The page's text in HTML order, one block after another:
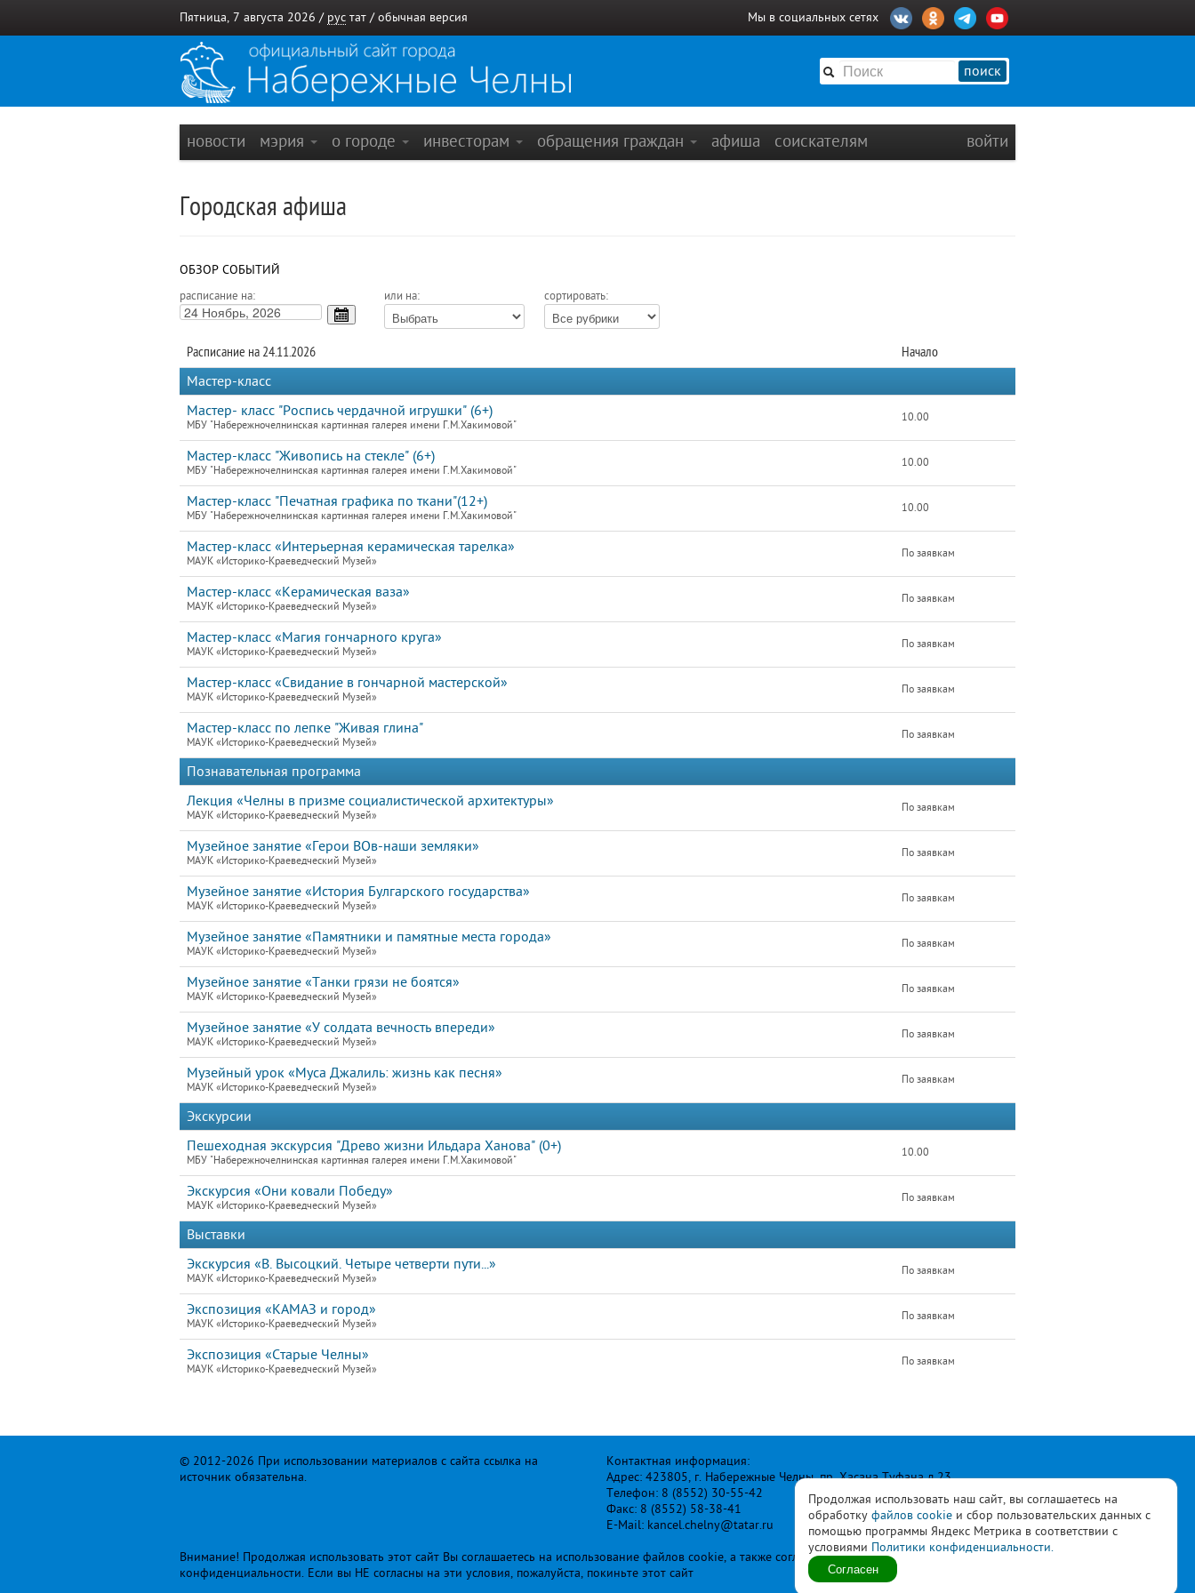
Продолжая использовать наш сайт, вы соглашаетесь на
обработку файлов cookie и сбор пользовательских данных с
помощью программы Яндекс Метрика в соответствии с
условиями Политики конфиденциальности.
Согласен
Пятница, 7 августа 2026 / рус тат / обычная версия Мы в социальных сетях
поиск
новости мэрия о городе инвесторам обращения граждан афиша соискателям войти
Городская афиша
ОБЗОР СОБЫТИЙ
расписание на: или на: сортировать:
Расписание на 24.11.2026
Начало
Мастер-класс
Мастер- класс "Роспись чердачной игрушки" (6+)
МБУ "Набережночелнинская картинная галерея имени Г.М.Хакимовой"
10.00
Мастер-класс "Живопись на стекле" (6+)
МБУ "Набережночелнинская картинная галерея имени Г.М.Хакимовой"
10.00
Мастер-класс "Печатная графика по ткани"(12+)
МБУ "Набережночелнинская картинная галерея имени Г.М.Хакимовой"
10.00
Мастер-класс «Интерьерная керамическая тарелка»
МАУК «Историко-Краеведческий Музей»
По заявкам
Мастер-класс «Керамическая ваза»
МАУК «Историко-Краеведческий Музей»
По заявкам
Мастер-класс «Магия гончарного круга»
МАУК «Историко-Краеведческий Музей»
По заявкам
Мастер-класс «Свидание в гончарной мастерской»
МАУК «Историко-Краеведческий Музей»
По заявкам
Мастер-класс по лепке "Живая глина"
МАУК «Историко-Краеведческий Музей»
По заявкам
Познавательная программа
Лекция «Челны в призме социалистической архитектуры»
МАУК «Историко-Краеведческий Музей»
По заявкам
Музейное занятие «Герои ВОв-наши земляки»
МАУК «Историко-Краеведческий Музей»
По заявкам
Музейное занятие «История Булгарского государства»
МАУК «Историко-Краеведческий Музей»
По заявкам
Музейное занятие «Памятники и памятные места города»
МАУК «Историко-Краеведческий Музей»
По заявкам
Музейное занятие «Танки грязи не боятся»
МАУК «Историко-Краеведческий Музей»
По заявкам
Музейное занятие «У солдата вечность впереди»
МАУК «Историко-Краеведческий Музей»
По заявкам
Музейный урок «Муса Джалиль: жизнь как песня»
МАУК «Историко-Краеведческий Музей»
По заявкам
Экскурсии
Пешеходная экскурсия "Древо жизни Ильдара Ханова" (0+)
МБУ "Набережночелнинская картинная галерея имени Г.М.Хакимовой"
10.00
Экскурсия «Они ковали Победу»
МАУК «Историко-Краеведческий Музей»
По заявкам
Выставки
Экскурсия «В. Высоцкий. Четыре четверти пути...»
МАУК «Историко-Краеведческий Музей»
По заявкам
Экспозиция «КАМАЗ и город»
МАУК «Историко-Краеведческий Музей»
По заявкам
Экспозиция «Старые Челны»
МАУК «Историко-Краеведческий Музей»
По заявкам
© 2012-2026 При использовании материалов с сайта ссылка на
источник обязательна.
Контактная информация:
Адрес: 423805, г. Набережные Челны, пр. Хасана Туфана д.23
Телефон: 8 (8552) 30-55-42
Факс: 8 (8552) 58-38-41
E-Mail: kancel.chelny@tatar.ru
Внимание! Продолжая использовать этот сайт Вы соглашаетесь на использование файлов cookie, а также согласны сполитикой
конфиденциальности. Если вы НЕ согласны на эти условия, пожалуйста, покиньте этот сайт